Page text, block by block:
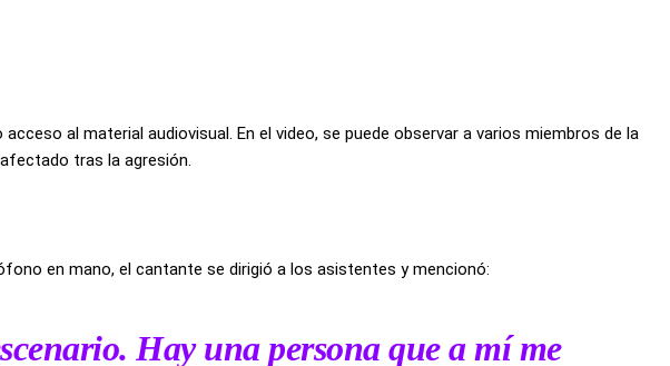
acceso al material audiovisual. En el video, se puede observar a varios miembros de la
tras la agresión.
en mano, el cantante se dirigió a los asistentes y mencionó:
Hay una persona que a mí me